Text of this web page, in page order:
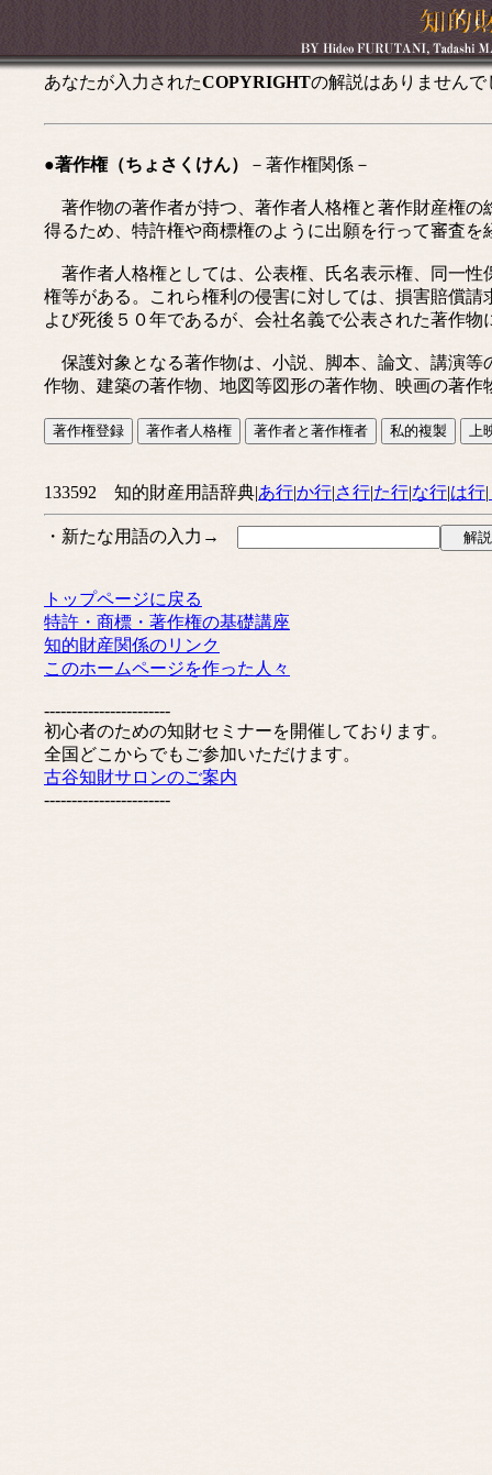
あなたが入力されたCOPYRIGHTの解説はありません
●著作権（ちょさくけん） －著作権関係－
著作物の著作者が持つ、著作者人格権と著作財産権の
得るため、特許権や商標権のように出願を行って審査を
著作者人格権としては、公表権、氏名表示権、同一性
権等がある。これら権利の侵害に対しては、損害賠償
よび死後５０年であるが、会社名義で公表された著作
保護対象となる著作物は、小説、脚本、論文、講演等
作物、建築の著作物、地図等図形の著作物、映画の著
133592 知的財産用語辞典|あ行|か行|さ行|た行|な行|は行|
・新たな用語の入力→
トップページに戻る
特許・商標・著作権の基礎講座
知的財産関係のリンク
このホームページを作った人々
-----------------------
初心者のための知財セミナーを開催しております。
全国どこからでもご参加いただけます。
古谷知財サロンのご案内
-----------------------